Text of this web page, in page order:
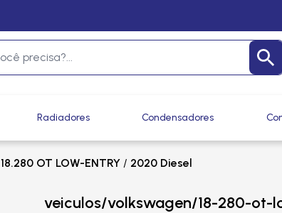
Radiadores Condensadores
18.280 OT LOW-ENTRY / 2020 Diesel
veiculos/volkswagen/18-280-ot-